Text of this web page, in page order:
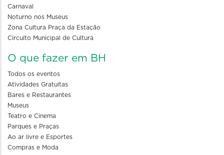
Carnaval
Noturno nos Museus
Zona Cultura Praça da Estação
Circuito Municipal de Cultura
O que fazer em BH
Todos os eventos
Atividades Gratuitas
Bares e Restaurantes
Museus
Teatro e Cinema
Parques e Praças
Ao ar livre e Esportes
Compras e Moda